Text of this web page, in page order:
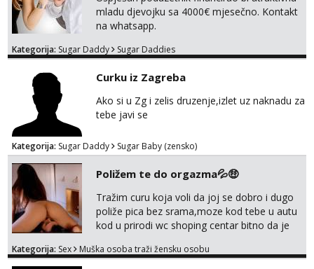
mladu djevojku sa 4000€ mjesečno. Kontakt
na whatsapp.
Kategorija: Sugar Daddy Sugar Daddies
Curku iz Zagreba
Ako si u Zg i zelis druzenje,izlet uz naknadu za
tebe javi se
Kategorija: Sugar Daddy Sugar Baby (zensko)
Poližem te do orgazma💦🤑
Tražim curu koja voli da joj se dobro i dugo
poliže pica bez srama,moze kod tebe u autu
kod u prirodi wc shoping centar bitno da je
jer nisam solo. Zgodan sam i diskretan,sliku
Kategorija: Sex Muška osoba traži žensku osobu